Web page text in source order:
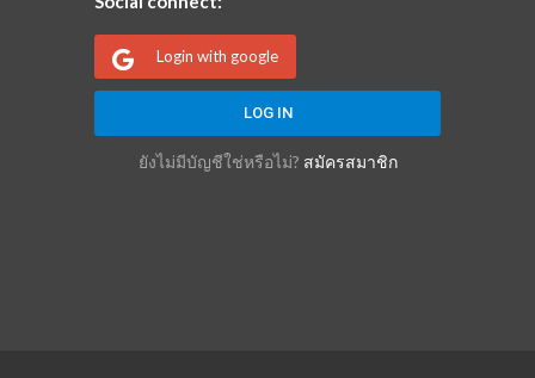
Login with google
ยังไม่มีบัญชีใช่หรือไม่? สมัครสมาชิก